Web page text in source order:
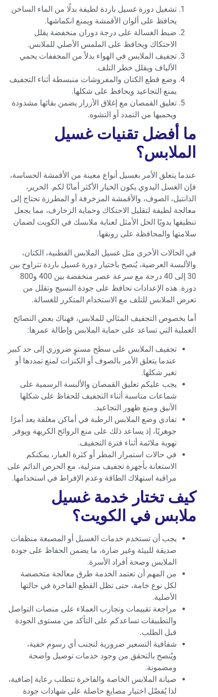
تشغيل دورة غسيل باردة لطيفة بدلًا من الماء الساخن
يحافظ على ألوان الأقمشة ويمنع انكماشها.
ضبط الغسالة على درجة دوران منخفضة يقلل
الاحتكاك ويحافظ على الملمس الأصلي للملابس.
تجفيف الملابس في الهواء بدلاً من المجففات يحمي
الألياف ويقلل خطر التلف.
وضع قطع الكتان والمفروشات منبسطة أثناء التجفيف
يمنع التجاعيد ويحافظ على شكلها.
تعليق القمصان مع إغلاق الأزرار يضمن بقائها مشدودة
ويحميها من التمدد أو التشوه.
ما أفضل تقنيات غسيل
الملابس؟
عندما يتعلق الأمر بغسيل أنواع معينة من الأقمشة الحساسة،
فإن الغسل اليدوي يكون الخيار الأكثر أمانًا لكم. الحرير،
الدانتيل، الصوف، والأقمشة المزخرفة أو المطرزة تحتاج إلى
معالجة لطيفة لتقليل الاحتكاك وحماية الزخارف، مما يجعل
تنظيفها يدويًا الحل الأمثل لعناية ملابسك في الكويت لضمان
سلامتها والمحافظة على رونقها.
في الحالات الأخرى مثل غسيل الملابس القطنية، الكتان،
والألبسة العرضية، يُنصح باختيار دورة غسيل باردة تتراوح بين
30 إلى 40 درجة مع سرعة عصر منخفضة بين 400 و800
دورة. هذه الإعدادات تحافظ على جودة النسيج وتقلل من
تعرض الملابس للتلف مع الاستخدام المتكرر للغسالة.
أما بخصوص التجفيف المثالي للملابس، فهناك بعض النصائح
العملية التي تساعد على حماية الملابس وإطالة عمرها:
تجفيف الملابس على سطح مستوٍ ضروري إلى حد كبير
عندما يتعلق الأمر بالصوف أو الكنزات لمنع تمددها أو
تغير شكلها.
يجب عليكم تعليق القمصان والألبسة الرسمية على
شماعات مناسبة أثناء التجفيف للحفاظ على شكلها
الأنيق ومنع ظهور التجاعيد.
تفادي وضع الملابس الرطبة في أماكن مغلقة يعد أمرًا
جوهريًا، إذ يساعد ذلك على منع الروائح الكريهة ويوفر
تهوية ملائمة أثناء فترة التجفيف.
في حالات استمرار المطر أو كثرة الغبار، يمكنكم
الاستعانة بأجهزة تجفيف منزلية، مع الحرص الدائم على
مراقبة استهلاك الطاقة وعدم الإفراط في استخدامها.
كيف تختار خدمة غسيل
ملابس في الكويت؟
يجب أن تستخدم خدمات الغسيل أو المصبغة منظفات
صديقة للبيئة وغير ضارة، ما يضمن الحفاظ على جودة
الملابس وصحة أفراد الأسرة.
من المهم أن تعتمد الخدمة طرق معالجة متخصصة
لكل نوع خامة، حتى تظل القطع الفاخرة في حالتها
الأصلية.
مراجعة تقييمات وتجارب العملاء على منصات التواصل
والتطبيقات تساعدكم على التأكد من مستوى الجودة
قبل الطلب.
شفافية التسعير ضرورية لتجنب أي رسوم خفية،
ويُنصح بالتحقق من وجود خدمات توصيل واضحة
ومضمونة.
صيانة الملابس الخاصة والفاخرة تتطلب رعاية إضافية،
لذا يُفضّل اختيار مصابغ حاصلة على شهادات جودة